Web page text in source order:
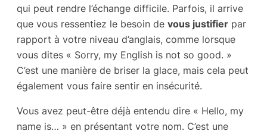
qui peut rendre l’échange difficile. Parfois, il arrive
que vous ressentiez le besoin de vous justifier par
rapport à votre niveau d’anglais, comme lorsque
vous dites « Sorry, my English is not so good. »
C’est une manière de briser la glace, mais cela peut
également vous faire sentir en insécurité.
Vous avez peut-être déjà entendu dire « Hello, my
name is… » en présentant votre nom. C’est une